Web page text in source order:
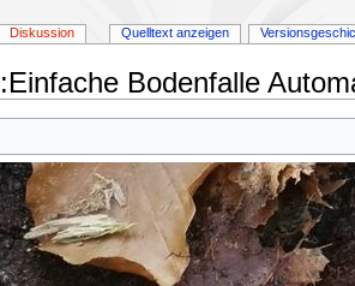
:Einfache Bodenfalle
Diskussion Quelltext anzeigen